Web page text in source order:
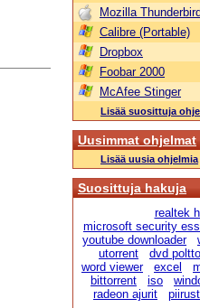
Mozilla
Calibre (Portable)
Dropbox
Foobar 2000
McAfee Stinger
Lisää suosittuja
Uusimmat ohjelmat
Lisää uusia ohjelmia
Suosittuja hakuja
realtek
microsoft security
youtube downloader
utorrent
dvd
word viewer
excel
bittorrent
iso
radeon ajurit